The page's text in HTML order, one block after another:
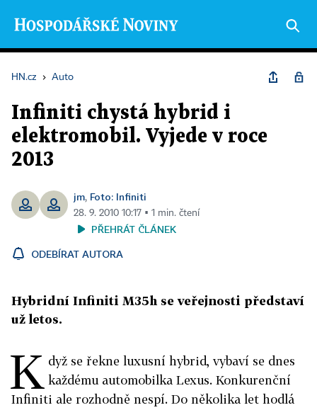
HN.cz › Auto
Infiniti chystá hybrid i
elektromobil. Vyjede v roce
2013
jm, Foto: Infiniti
28. 9. 2010 10:17 ▪ 1 min. čtení
PŘEHRÁT ČLÁNEK
ODEBÍRAT AUTORA
Hybridní Infiniti M35h se veřejnosti představí
už letos.
K dyž se řekne luxusní hybrid, vybaví se dnes
každému automobilka Lexus. Konkurenční
Infiniti ale rozhodně nespí. Do několika let hodlá